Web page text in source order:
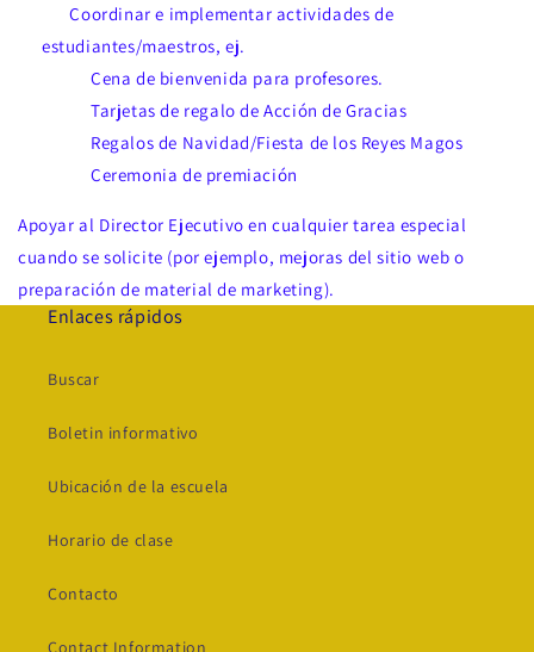
Coordinar e implementar actividades de
estudiantes/maestros, ej.
Cena de bienvenida para profesores.
Tarjetas de regalo de Acción de Gracias
Regalos de Navidad/Fiesta de los Reyes Magos
Ceremonia de premiación
Apoyar al Director Ejecutivo en cualquier tarea especial
cuando se solicite (por ejemplo, mejoras del sitio web o
preparación de material de marketing).
Enlaces rápidos
Buscar
Boletin informativo
Ubicación de la escuela
Horario de clase
Contacto
Contact Information